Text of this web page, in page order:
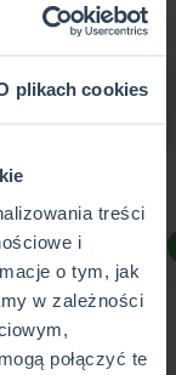
plikach cookies
treści
i
o tym, jak
w zależności
połączyć te